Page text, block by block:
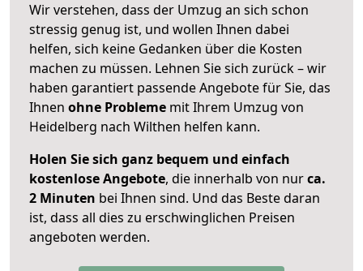
Wir verstehen, dass der Umzug an sich schon
stressig genug ist, und wollen Ihnen dabei
helfen, sich keine Gedanken über die Kosten
machen zu müssen. Lehnen Sie sich zurück – wir
haben garantiert passende Angebote für Sie, das
Ihnen ohne Probleme mit Ihrem Umzug von
Heidelberg nach Wilthen helfen kann.
Holen Sie sich ganz bequem und einfach
kostenlose Angebote, die innerhalb von nurca.
2 Minuten bei Ihnen sind. Und das Beste daran
ist, dass all dies zu erschwinglichen Preisen
angeboten werden.